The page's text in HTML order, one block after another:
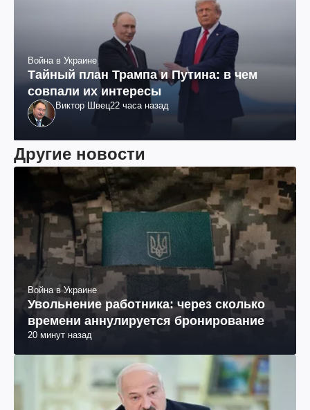
Война в Украине
Тайный план Трампа и Путина: в чем
совпали их интересы
Виктор Швец22 часа назад
Другие новости
Война в Украине
Увольнение работника: через сколько
времени аннулируется бронирование
20 минут назад